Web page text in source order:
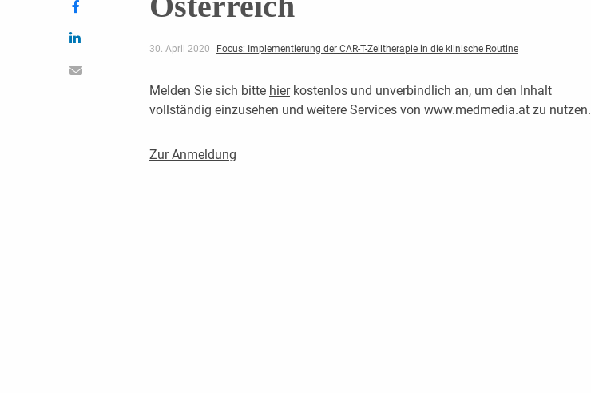
30. April 2020 Focus: Implementierung der CAR-T-Zelltherapie in die klinische Routine
Melden Sie sich bitte hierkostenlos und unverbindlich an, um den Inhalt
vollständig einzusehen und weitere Services von www.medmedia.at zu nutzen.
Zur Anmeldung